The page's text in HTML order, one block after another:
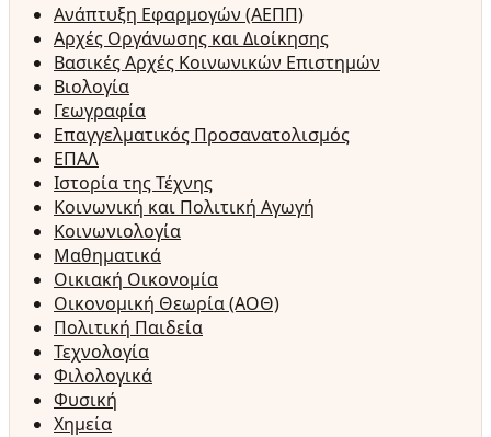
Ανάπτυξη Εφαρμογών (ΑΕΠΠ)
Αρχές Οργάνωσης και Διοίκησης
Βασικές Αρχές Κοινωνικών Επιστημών
Βιολογία
Γεωγραφία
Επαγγελματικός Προσανατολισμός
ΕΠΑΛ
Ιστορία της Τέχνης
Κοινωνική και Πολιτική Αγωγή
Κοινωνιολογία
Μαθηματικά
Οικιακή Οικονομία
Οικονομική Θεωρία (ΑΟΘ)
Πολιτική Παιδεία
Τεχνολογία
Φιλολογικά
Φυσική
Χημεία